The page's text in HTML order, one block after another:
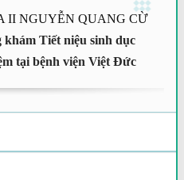
II NGUYỄN QUANG CỪ
Tiết niệu sinh dục
tại bệnh viện Việt Đức